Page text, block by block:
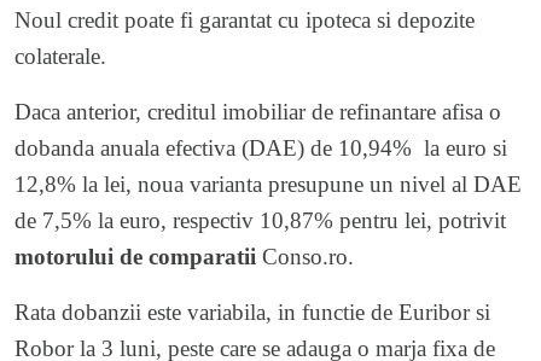
Noul credit poate fi garantat cu ipoteca si depozite
colaterale.
Daca anterior, creditul imobiliar de refinantare afisa o
dobanda anuala efectiva (DAE) de 10,94% la euro si
12,8% la lei, noua varianta presupune un nivel al DAE
de 7,5% la euro, respectiv 10,87% pentru lei, potrivit
motorului de comparatii Conso.ro.
Rata dobanzii este variabila, in functie de Euribor si
Robor la 3 luni, peste care se adauga o marja fixa de